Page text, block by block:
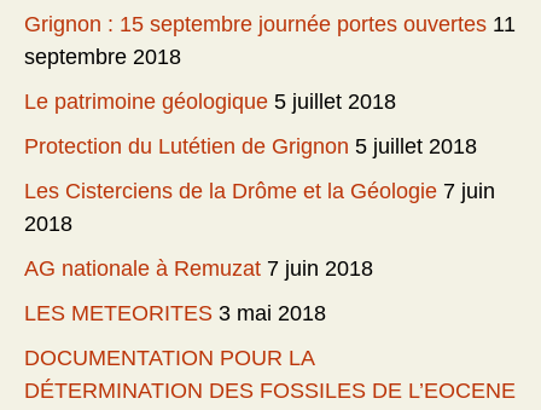
Grignon : 15 septembre journée portes ouvertes 11
septembre 2018
Le patrimoine géologique 5 juillet 2018
Protection du Lutétien de Grignon 5 juillet 2018
Les Cisterciens de la Drôme et la Géologie 7 juin
2018
AG nationale à Remuzat 7 juin 2018
LES METEORITES 3 mai 2018
DOCUMENTATION POUR LA
DÉTERMINATION DES FOSSILES DE L’EOCENE